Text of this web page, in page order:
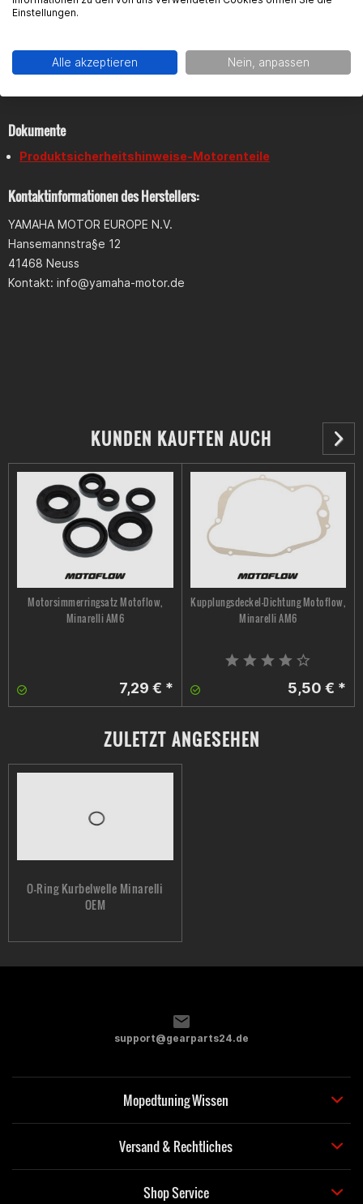
Produktsicherheit
Dokumente
Produktsicherheitshinweise-Motorenteile
Kontaktinformationen des Herstellers:
YAMAHA MOTOR EUROPE N.V.
Hansemannstra§e 12
41468 Neuss
Kontakt: info@yamaha-motor.de
KUNDEN KAUFTEN AUCH
Motorsimmerringsatz Motoflow,
Minarelli AM6
7,29 € *
Kupplungsdeckel-Dichtung Motoflow,
Minarelli AM6
5,50 € *
ZULETZT ANGESEHEN
O-Ring Kurbelwelle Minarelli
OEM
support@gearparts24.de
Mopedtuning Wissen
Versand & Rechtliches
Shop Service
Einstellungen.
Alle akzeptieren Nein, anpassen